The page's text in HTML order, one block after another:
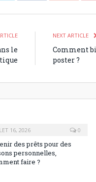
le
NEXT ARTICLE
Comment
poster ?
16, 2026 0
des prêts pour des
personnelles,
faire ?